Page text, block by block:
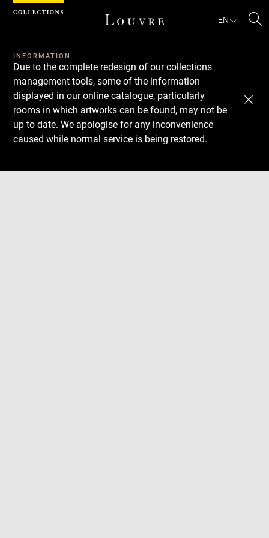
EN
INFORMATION
Due to the complete redesign of our collections
management tools, some of the information
displayed in our online catalogue, particularly
rooms in which artworks can be found, may not be
up to date. We apologise for any inconvenience
caused while normal service is being restored.
Download
Next
Previous
Cookies management panel